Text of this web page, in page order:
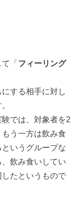
「 フィーリング
する相手に対し
では、対象者を2
う一方は飲み食
いうグループな
飲み食いしてい
たというもので